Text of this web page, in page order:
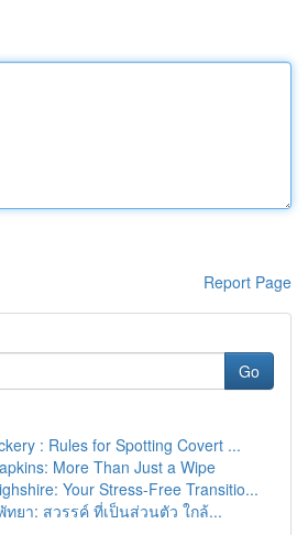
Report Page
Go
: Rules for Spotting Covert ...
More Than Just a Wipe
Your Stress-Free Transitio...
ยา: สวรรค์ ที่เป็นส่วนตัว ใกล้...